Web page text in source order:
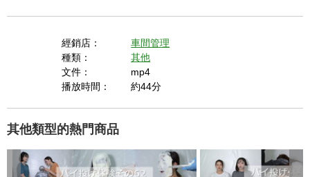
d
e
o
經銷店：
車間管理
種類：
其他
文件：
mp4
播放時間：
約44分
其他類型的熱門商品